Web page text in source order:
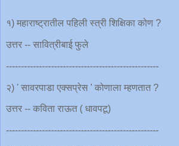
१) महाराष्ट्रातील पहिली स्त्री शिक्षिका कोण ?
उत्तर -- सावित्रीबाई फुले
---------------------------------------------------
२) ' सावरपाडा एक्सप्रेस ' कोणाला म्हणतात ?
उत्तर -- कविता राऊत ( धावपटू)
---------------------------------------------------